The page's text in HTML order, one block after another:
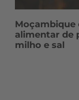
alimentar de
milho e sal